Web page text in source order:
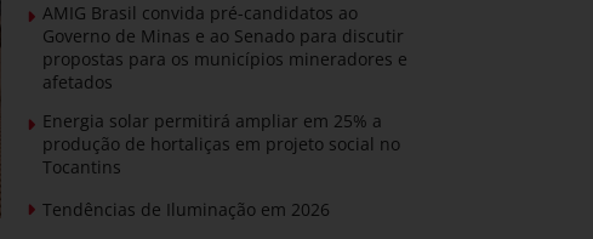
AMIG Brasil convida pré-candidatos ao
Governo de Minas e ao Senado para discutir
propostas para os municípios mineradores e
afetados
Energia solar permitirá ampliar em 25% a
produção de hortaliças em projeto social no
Tocantins
Tendências de Iluminação em 2026